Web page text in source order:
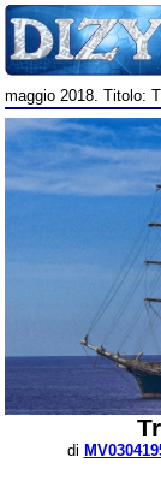
maggio 2018. Titolo:
di